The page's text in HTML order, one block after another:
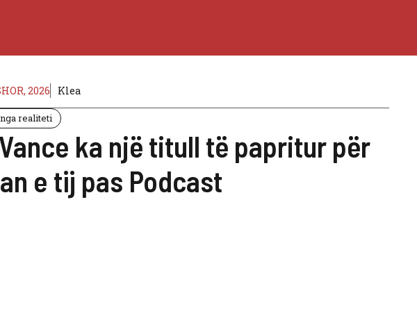
2026 Klea
realiteti
ka një titull të papritur për
e tij pas Podcast